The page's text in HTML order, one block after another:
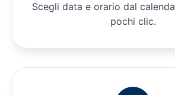
Scegli data e orario dal
pochi clic.